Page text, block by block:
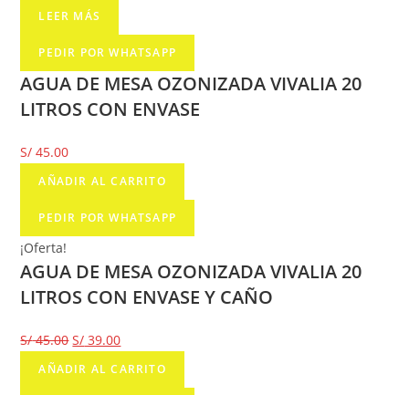
LEER MÁS
PEDIR POR WHATSAPP
AGUA DE MESA OZONIZADA VIVALIA 20
LITROS CON ENVASE
S/ 45.00
AÑADIR AL CARRITO
PEDIR POR WHATSAPP
¡Oferta!
AGUA DE MESA OZONIZADA VIVALIA 20
LITROS CON ENVASE Y CAÑO
S/45.00 S/ 39.00
AÑADIR AL CARRITO